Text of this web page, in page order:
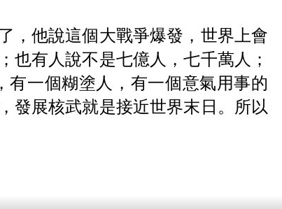
，他說這個大戰爭爆發，世界上會
有人說不是七億人，七千萬人；
一個糊塗人，有一個意氣用事的
發展核武就是接近世界末日。所以